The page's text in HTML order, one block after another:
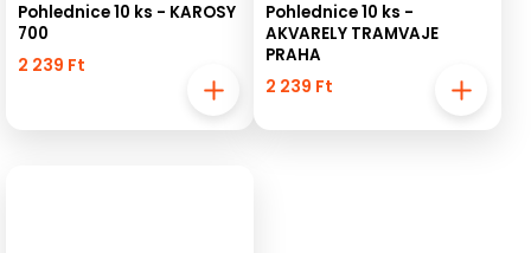
Pohlednice 10 ks - KAROSY
700
2 239 Ft
Pohlednice 10 ks -
AKVARELY TRAMVAJE
PRAHA
2 239 Ft